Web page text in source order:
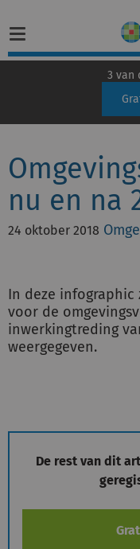
Home
Vakgebieden
Actueel
Juridisch advies
Inloggen op de
3 van
nu en na
24 oktober 2018
In deze
voor de
inwerkingtreding
weergegeven.
De rest van dit